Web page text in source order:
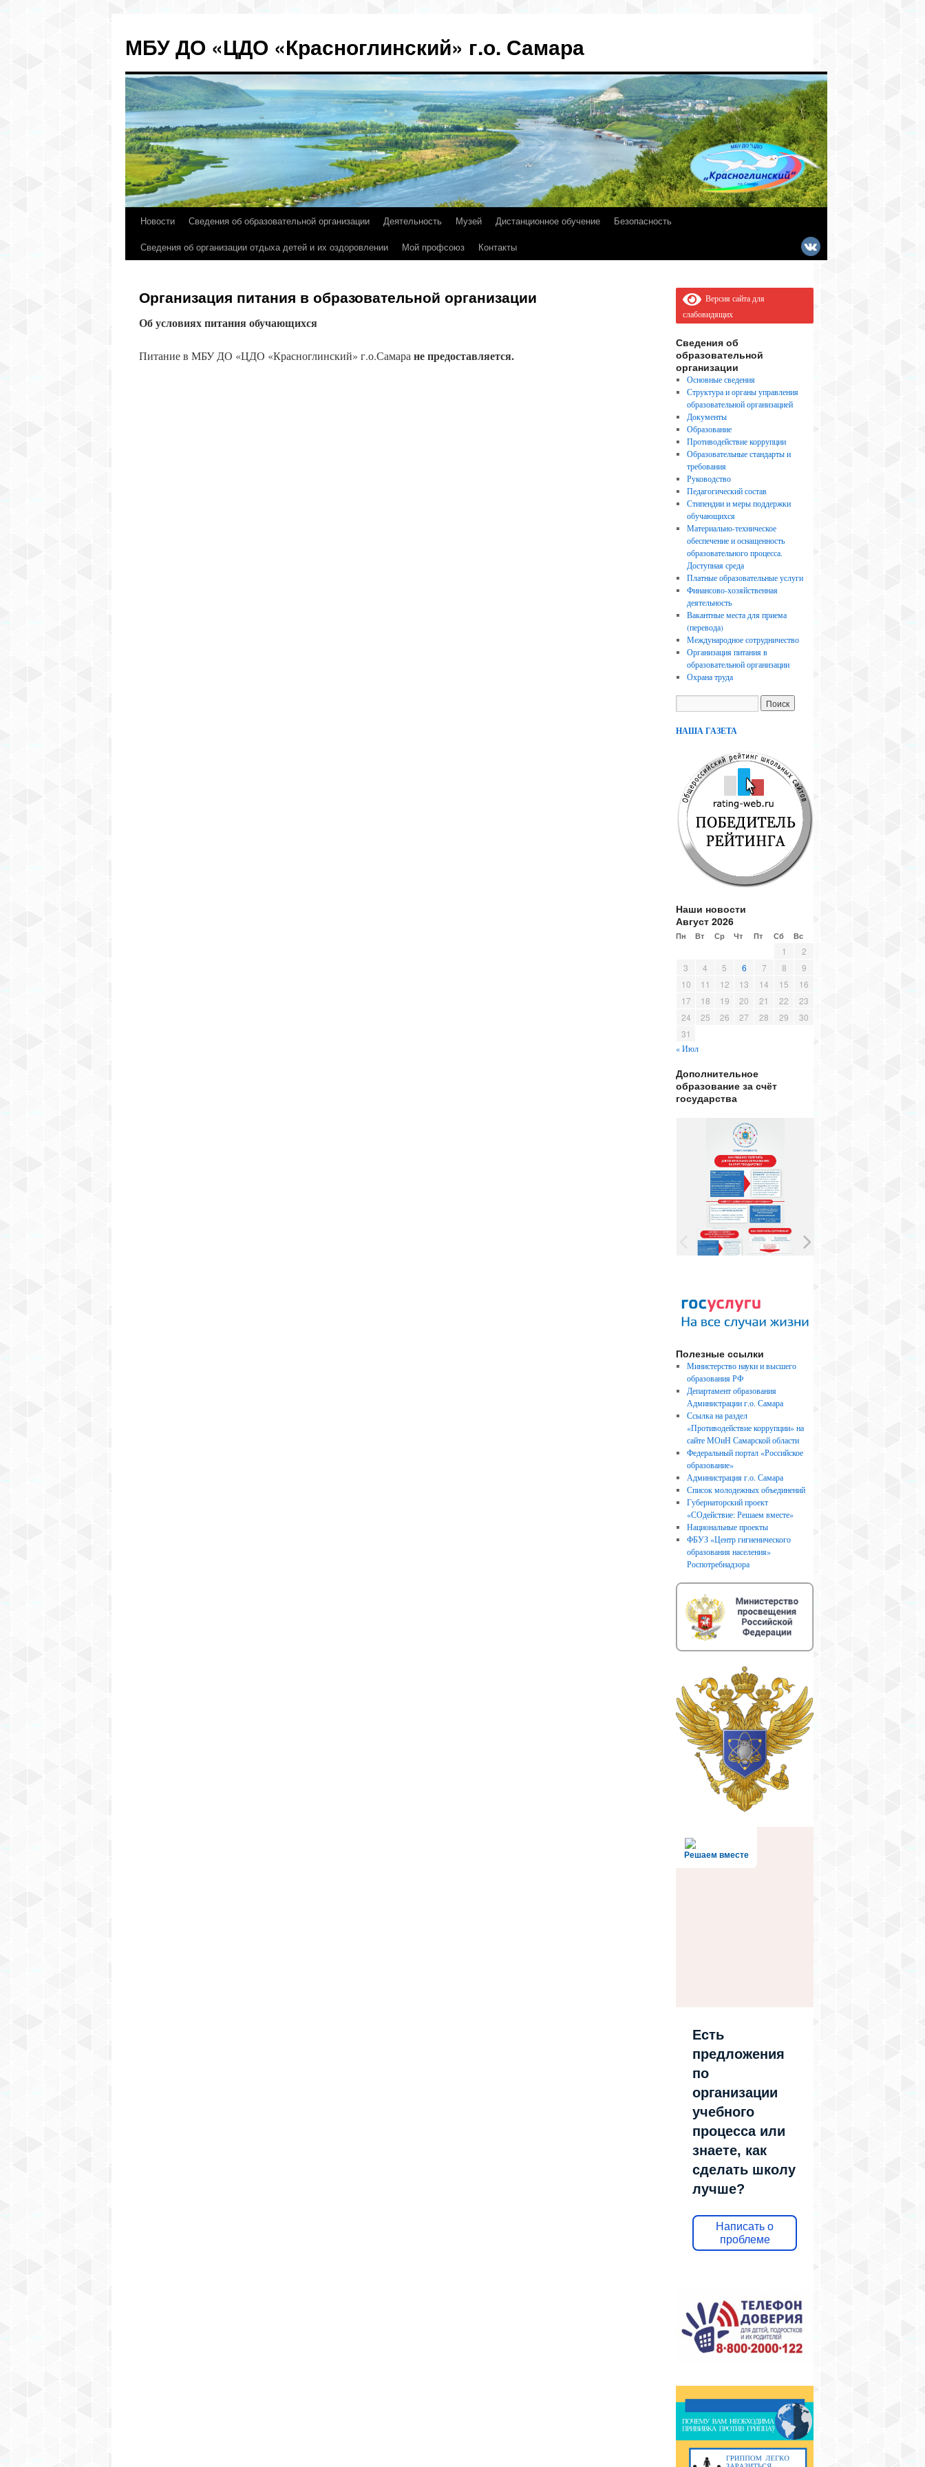
МБУ ДО «ЦДО «Красноглинский» г.о. Самара
Перейти
Новости Сведения об образовательной организации Деятельность Музей Дистанционное обучение
Безопасность
Сведения об организации отдыха детей и их оздоровлении
Мой профсоюз Контакты
Организация питания в образовательной организации
Об условиях питания обучающихся
Питание в МБУ ДО «ЦДО «Красноглинский» г.о.Самара не предоставляется.
Версия сайта для
слабовидящих
Сведения об
образовательной
организации
Основные сведения
Структура и органы управления
образовательной организацией
Документы
Образование
Противодействие коррупции
Образовательные стандарты и
требования
Руководство
Педагогический состав
Стипендии и меры поддержки
обучающихся
Материально-техническое
обеспечение и оснащенность
образовательного процесса.
Доступная среда
Платные образовательные услуги
Финансово-хозяйственная
деятельность
Вакантные места для приема
(перевода)
Международное сотрудничество
Организация питания в
образовательной организации
Охрана труда
НАША ГАЗЕТА
Наши новости
Август 2026
Пн Вт Ср Чт Пт Сб Вс
1
2
3
4 5 6 7 8
9
10
11 12 13 14 15
16
17
18 19 20 21 22
23
24
25 26 27 28 29
30
31
« Июл
Дополнительное
образование за счёт
государства
Полезные ссылки
Министерство науки и высшего
образования РФ
Департамент образования
Администрации г.о. Самара
Ссылка на раздел
«Противодействие коррупции» на
сайте МОиН Самарской области
Федеральный портал «Российское
образование»
Администрация г.о. Самара
Список молодежных объединений
Губернаторский проект
«СОдействие: Решаем вместе»
Национальные проекты
ФБУЗ «Центр гигиенического
образования населения»
Роспотребнадзора
Решаем вместе
Есть
предложения
по
организации
учебного
процесса или
знаете, как
сделать школу
лучше?
Написать о
проблеме